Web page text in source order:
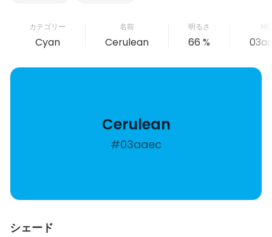
カテゴリー
Cyan
名前
Cerulean
明るさ
66 %
Cerulean
#03aaec
シェード